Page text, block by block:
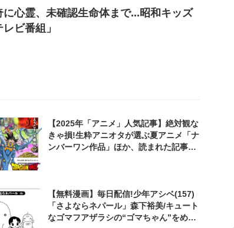
に心霊、未確認生命体まで...昭和キッズ
ビ番組」
【2025年「アニメ」人気記事】絶対観な
きゃ損!生粋アニオタが選ぶ夏アニメ「ナ
ンバーワン作品」ほか、読まれた記事ベ
【無料漫画】毎日配信!少年アシベ(157)
「さよならネパール」森下裕美/キュート
なゴマフアザラシの“ゴマちゃん”をめぐ